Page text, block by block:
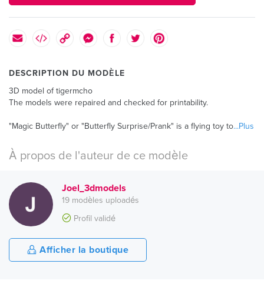
DESCRIPTION DU MODÈLE
3D model of tigermcho
The models were repaired and checked for printability.
"Magic Butterfly" or "Butterfly Surprise/Prank" is a flying toy to...Plus
À propos de l'auteur de ce modèle
Joel_3dmodels
19 modèles uploadés
Profil validé
Afficher la boutique